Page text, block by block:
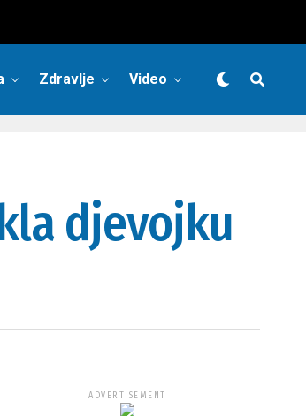
Zdravlje Video
djevojku
ADVERTISEMENT